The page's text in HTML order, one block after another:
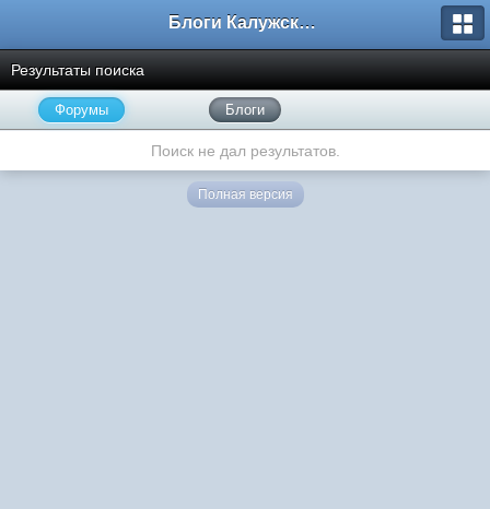
Блоги Калужского перекрестка
Результаты поиска
Форумы Блоги
Поиск не дал результатов.
Полная версия